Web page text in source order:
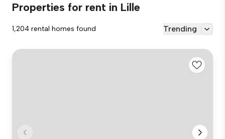
Properties for rent in Lille
1,204 rental homes found Trending